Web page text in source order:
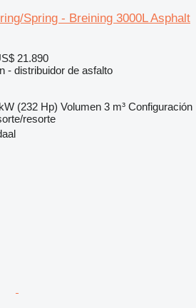
Spring - Breining 3000L Asphalt
21.890
- distribuidor de asfalto
(232 Hp) Volumen 3 m³ Configuración
resorte